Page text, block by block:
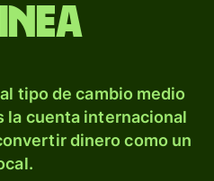
tipo de cambio medio
la cuenta internacional
dinero como un